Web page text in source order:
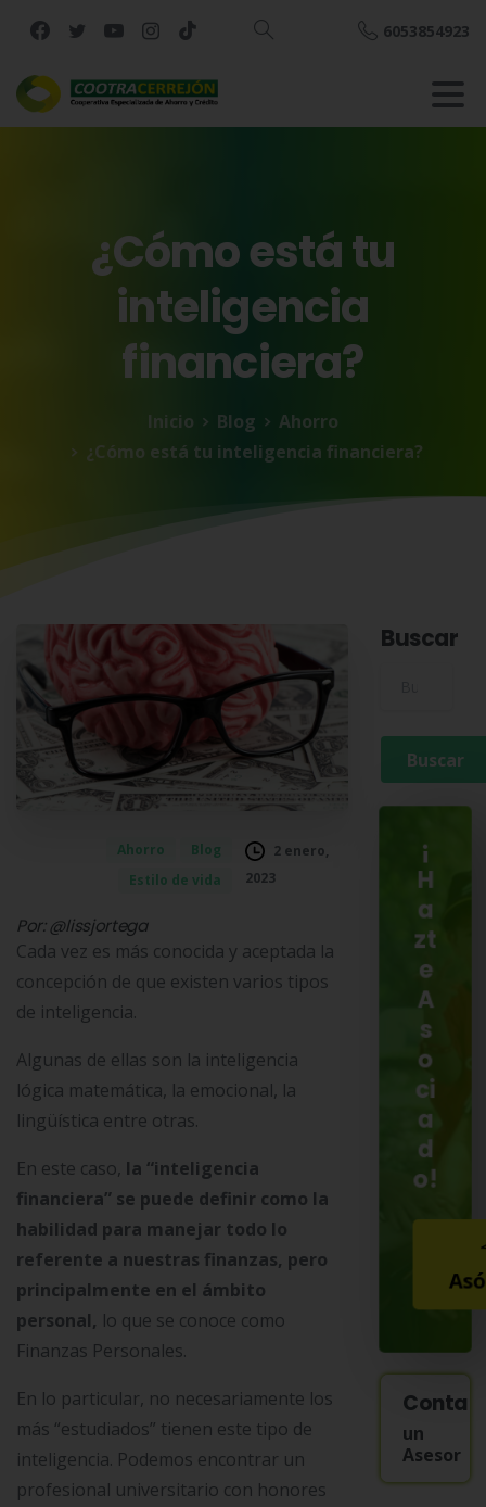
Buscar
6053854923
¿Cómoestátu
inteligencia
financiera?
Inicio Blog
Ahorro
¿Cómo está tu inteligencia financiera?
Ahorro
Blog
Estilo de vida
2 enero,
2023
Por: @lissjortega
Cada vez es más conocida y aceptada la
concepción de que existen varios tipos
de inteligencia.
Algunas de ellas son la inteligencia
lógica matemática, la emocional, la
lingüística entre otras.
En este caso, la “inteligencia
financiera” se puede definir como la
habilidad para manejar todo lo
referente a nuestras finanzas, pero
principalmente en el ámbito
personal, lo que se conoce como
Finanzas Personales.
En lo particular, no necesariamente los
más “estudiados” tienen este tipo de
inteligencia. Podemos encontrar un
profesional universitario con honores
Buscar
¡
H
a
zt
e
A
s
o
ci
a
d
o!
un
Asesor